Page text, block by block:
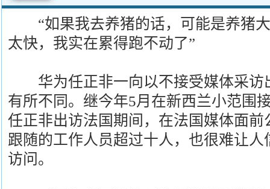
“如果我去养猪的话，可能是养猪大
太快，我实在累得跑不动了”
华为任正非一向以不接受媒体采访
有所不同。继今年5月在新西兰小范围
任正非出访法国期间，在法国媒体面
跟随的工作人员超过十人，也很难让
访问。